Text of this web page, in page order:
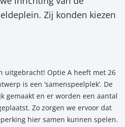
Zij konden kiezen
uitgebracht! Optie A heeft met 26
is een ‘samenspeelplek’. De
gemaakt en er worden een aantal
Zo zorgen we ervoor dat
hier samen kunnen spelen.